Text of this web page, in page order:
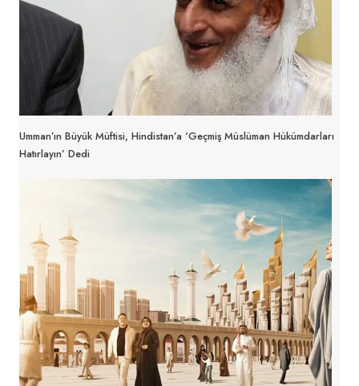
Umman’ın Büyük Müftisi, Hindistan’a ‘geçmiş Müslüman Hükümdarları
Hatırlayın’ Dedi